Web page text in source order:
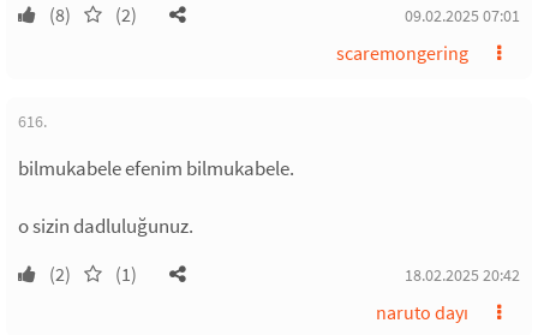
(8) (2) 09.02.2025 07:01
scaremongering
616.
bilmukabele efenim bilmukabele.
o sizin dadluluğunuz.
(2) (1) 18.02.2025 20:42
naruto dayı